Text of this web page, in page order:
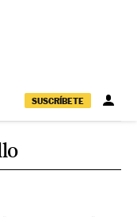
SUSCRÍBETE